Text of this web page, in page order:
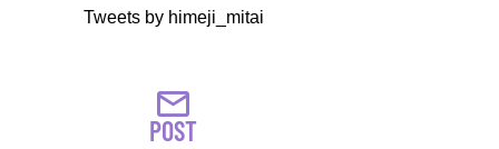
Tweets by himeji_mitai
POST